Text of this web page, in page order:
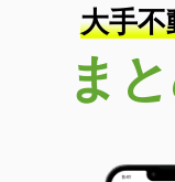
大手不
ま